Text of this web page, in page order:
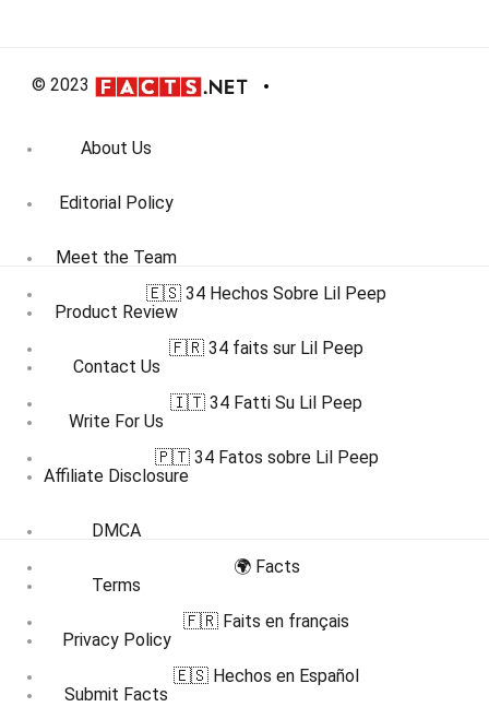
© 2023
About Us
Editorial Policy
Meet the Team
Product Review
Contact Us
Write For Us
Affiliate Disclosure
DMCA
Terms
Privacy Policy
Submit Facts
🇪🇸 34 Hechos Sobre Lil Peep
🇫🇷 34 faits sur Lil Peep
🇮🇹 34 Fatti Su Lil Peep
🇵🇹 34 Fatos sobre Lil Peep
🌍 Facts
🇫🇷 Faits en français
🇪🇸 Hechos en Español